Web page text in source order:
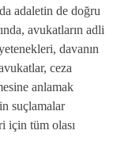
adaletin de doğru
avukatların adli
davanın
ceza
anlamak
suçlamalar
için tüm olası